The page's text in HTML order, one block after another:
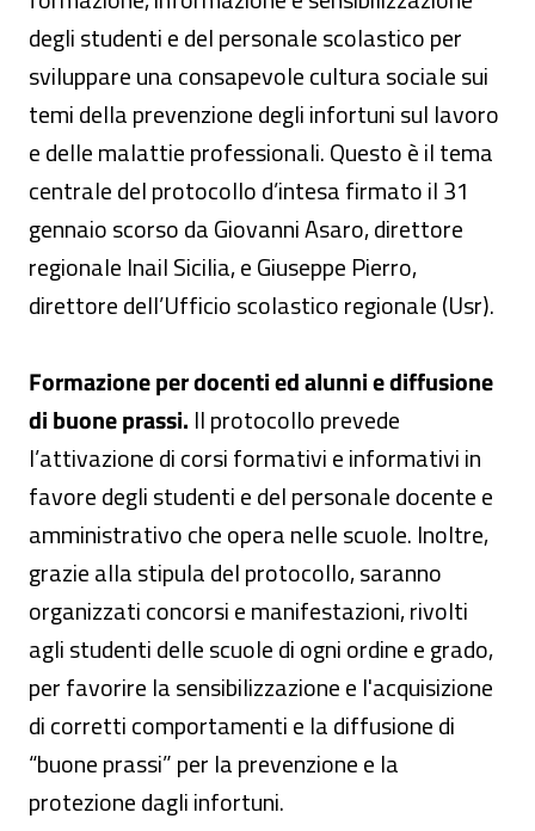
degli studenti e del personale scolastico per
sviluppare una consapevole cultura sociale sui
temi della prevenzione degli infortuni sul lavoro
e delle malattie professionali. Questo è il tema
centrale del protocollo d’intesa firmato il 31
gennaio scorso da Giovanni Asaro, direttore
regionale Inail Sicilia, e Giuseppe Pierro,
direttore dell’Ufficio scolastico regionale (Usr).
Formazione per docenti ed alunni e diffusione
di buone prassi. Il protocollo prevede
l’attivazione di corsi formativi e informativi in
favore degli studenti e del personale docente e
amministrativo che opera nelle scuole. Inoltre,
grazie alla stipula del protocollo, saranno
organizzati concorsi e manifestazioni, rivolti
agli studenti delle scuole di ogni ordine e grado,
per favorire la sensibilizzazione e l'acquisizione
di corretti comportamenti e la diffusione di
“buone prassi” per la prevenzione e la
protezione dagli infortuni.